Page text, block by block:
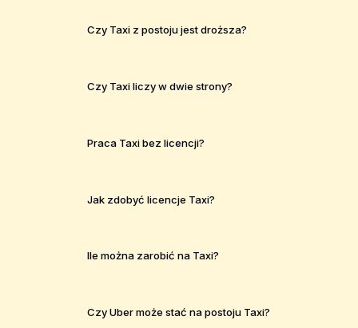
Czy Taxi z postoju jest droższa?
Czy Taxi liczy w dwie strony?
Praca Taxi bez licencji?
Jak zdobyć licencje Taxi?
Ile można zarobić na Taxi?
Czy Uber może stać na postoju Taxi?